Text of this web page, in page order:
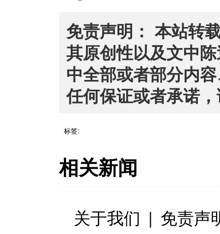
免责声明： 本站转
其原创性以及文中
中全部或者部分内
任何保证或者承诺
标签:
相关新闻
关于我们 | 免责声